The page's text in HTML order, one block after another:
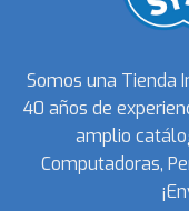
Somos una Tienda
40 años de
amplio
Computadoras,